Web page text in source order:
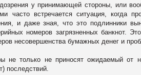
у принимающей стороны, или
часто встречается ситуация, когда
и даже зная, что это подлинники
номеров загрязненных банкнот.
несовершенства бумажных денег и
не только не приносят ожидаемый от
последствий.